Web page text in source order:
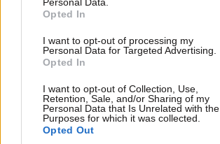
Opted In
I want to opt-out of processing my
Personal Data for Targeted Advertising.
Opted In
I want to opt-out of Collection, Use,
Retention, Sale, and/or Sharing of my
Personal Data that Is Unrelated with the
Purposes for which it was collected.
Opted Out
ΠΡΟΣΘΕΣΤΕ ΤΟ ΣΧΟΛΙΟ ΣΑΣ